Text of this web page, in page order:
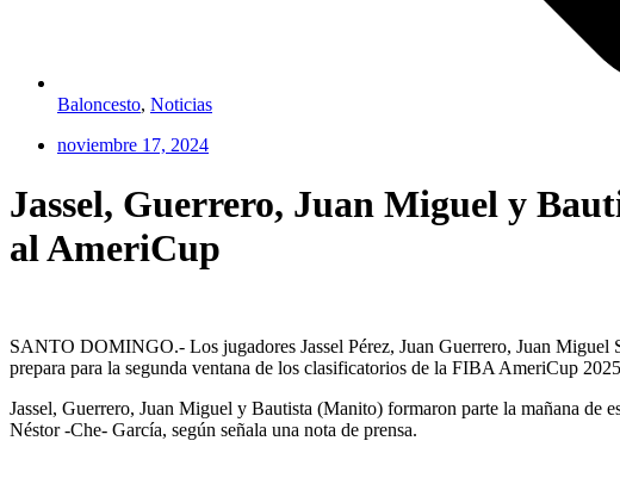
Baloncesto, Noticias
noviembre 17, 2024
Jassel, Guerrero, Juan Miguel y
al AmeriCup
SANTO DOMINGO.- Los jugadores Jassel Pérez, Juan Guerrero, Juan Miguel
prepara para la segunda ventana de los clasificatorios de la FIBA AmeriCup
Jassel, Guerrero, Juan Miguel y Bautista (Manito) formaron parte la mañana de
Néstor -Che- García, según señala una nota de prensa.